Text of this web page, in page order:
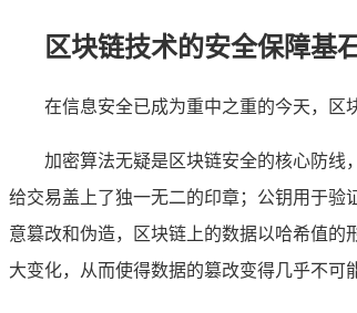
区块链技术的安全保障基
在信息安全已成为重中之重的今天，区
加密算法无疑是区块链安全的核心防线
给交易盖上了独一无二的印章；公钥用于验
意篡改和伪造，区块链上的数据以哈希值
大变化，从而使得数据的篡改变得几乎不可